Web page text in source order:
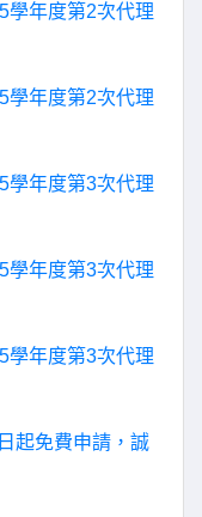
學年度第2次代理
學年度第2次代理
學年度第3次代理
學年度第3次代理
學年度第3次代理
起免費申請，誠